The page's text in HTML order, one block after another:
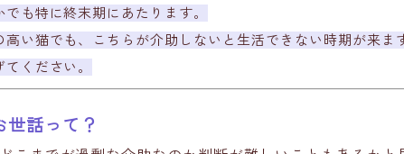
も特に終末期にあたります。
高い猫でも、こちらが介助しないと生活できない時期が来ま
ください。
話って？